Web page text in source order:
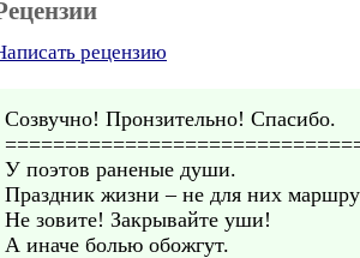
рецензию
Созвучно! Пронзительно! Спасибо.
У поэтов раненые души.
Праздник жизни – не для них
Не зовите! Закрывайте уши!
А иначе болью обожгут.